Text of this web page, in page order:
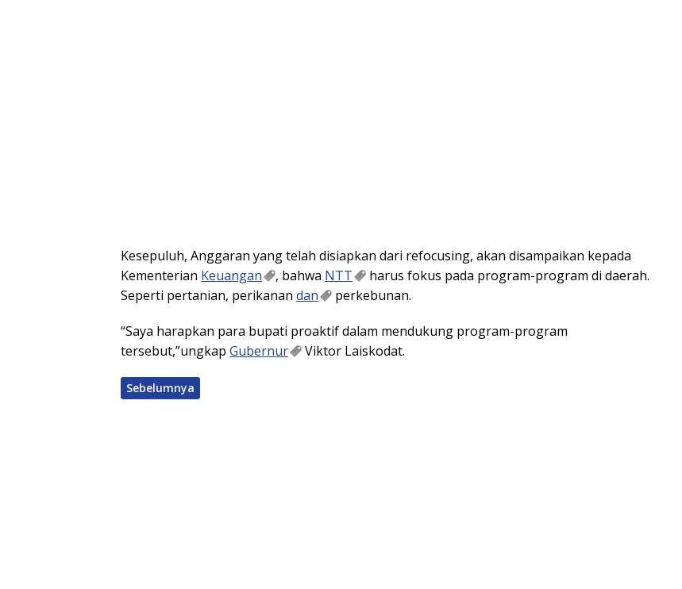
Kesepuluh, Anggaran yang telah disiapkan dari refocusing, akan disampaikan kepada
Kementerian Keuangan , bahwa NTT
harus fokus pada program-program di daerah.
Seperti pertanian, perikanan dan perkebunan.
“Saya harapkan para bupati proaktif dalam mendukung program-program
tersebut,”ungkap Gubernur Viktor Laiskodat.
Sebelumnya